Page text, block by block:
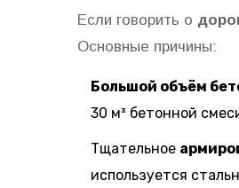
Если говорить о
Основные причины:
Большой объём
30 м³ бетонной
Тщательное
используется